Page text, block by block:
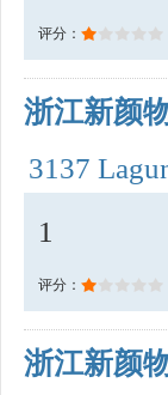
评分：
浙江新颜
3137
1
评分：
浙江新颜